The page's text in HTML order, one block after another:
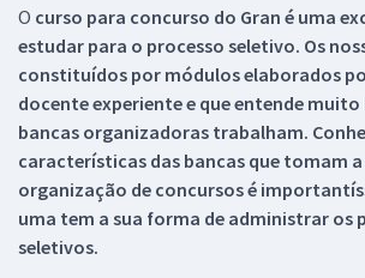
O curso para concurso do Gran é uma
estudar para o processo seletivo. Os
constituídos por módulos elaborados
docente experiente e que entende
bancas organizadoras trabalham.
características das bancas que tomam
organização de concursos é
uma tem a sua forma de administrar os
seletivos.